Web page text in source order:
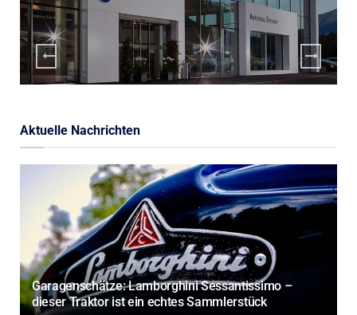
Aktuelle Nachrichten
Garagenschätze: Lamborghini Sessantissimo –
dieser Traktor ist ein echtes Sammlerstück